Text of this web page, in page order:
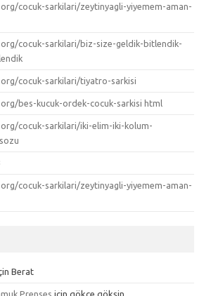
cocuk-sarkilari/zeytinyagli-yiyemem-aman-
cocuk-sarkilari/biz-size-geldik-bitlendik-
cocuk-sarkilari/tiyatro-sarkisi
bes-kucuk-ordek-cocuk-sarkisi html
cocuk-sarkilari/iki-elim-iki-kolum-
cocuk-sarkilari/zeytinyagli-yiyemem-aman-
Berat
Prenses için gökçe gökşin